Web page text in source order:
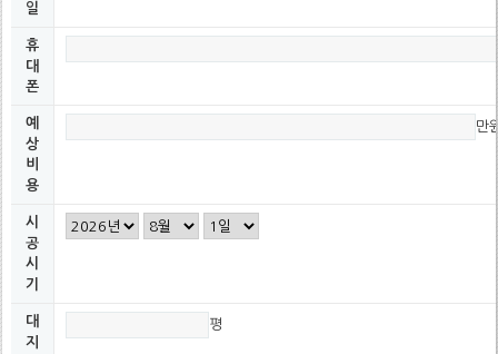
일
휴
대
폰
예
상
비
용
만
시
공
시
기
대
지
평